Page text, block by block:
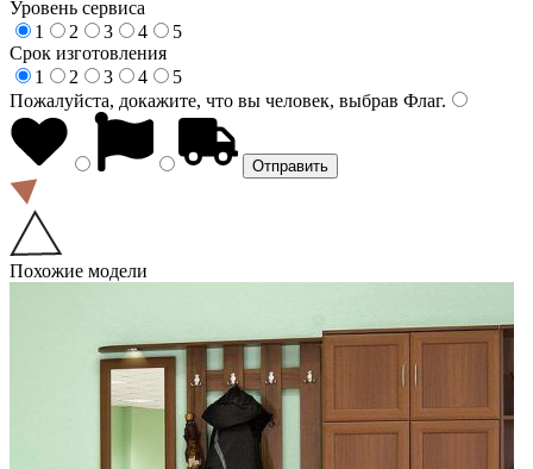
Уровень сервиса
1
2 3 4
5
Срок изготовления
1
2 3 4
5
Пожалуйста, докажите, что вы человек, выбрав Флаг.
Похожие модели